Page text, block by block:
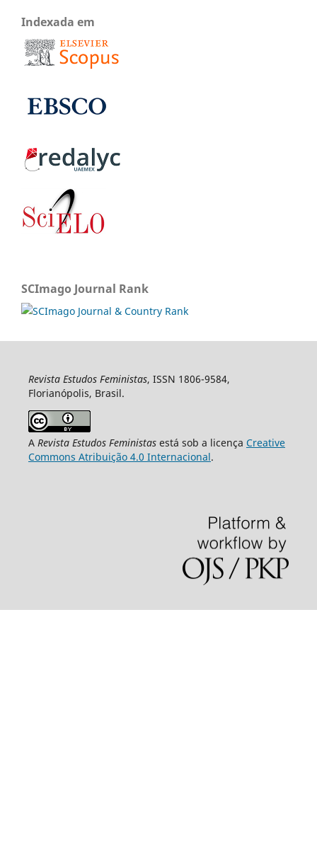
Indexada em
SCImago Journal Rank
Revista Estudos Feministas, ISSN 1806-9584,
Florianópolis, Brasil.
A Revista Estudos Feministasestá sob a licença Creative
Commons Atribuição 4.0 Internacional.